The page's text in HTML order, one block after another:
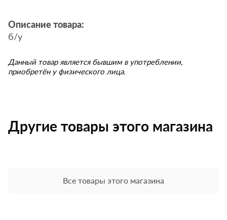
Описание товара:
б/у
Данный товар является бывшим в употреблении,
приобретён у физического лица.
Другие товары этого магазина
Все товары этого магазина